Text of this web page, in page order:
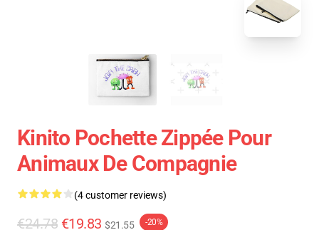
Kinito Pochette Zippée Pour
Animaux De Compagnie
(4 customer reviews)
€24.78 €19.83 $21.55 -20%